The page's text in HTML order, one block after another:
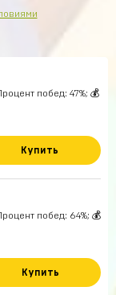
побед: 47%; 💰
Купить
побед: 64%; 💰
Купить